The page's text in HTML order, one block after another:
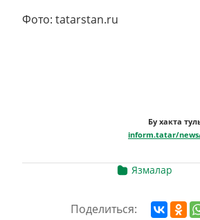
Фото: tatarstan.ru
Бу хакта
inform.tatar/news/
Язмалар
Поделиться: